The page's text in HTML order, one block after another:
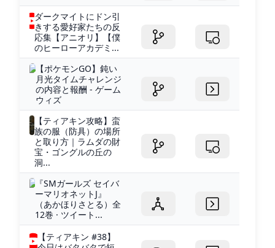
ダークマイトにドン引
きする愛好家たちの反
応集【アニオリ】【僕
のヒーローアカデミ...
【ポケモンGO】鈍い
月光タイムチャレンジ
の内容と報酬 - ゲーム
ウィズ
【ティアキン攻略】蛮
族の服（防具）の場所
と取り方｜ラムダの財
宝・ゴングルの丘の
洞...
『SMガールズ セイバ
ーマリオネットJ』
（あかほりさとる）全
12巻 · ツイート...
【ティアキン #38】